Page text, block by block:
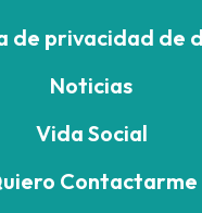
de privacidad de
Noticias
Vida Social
Contactarme